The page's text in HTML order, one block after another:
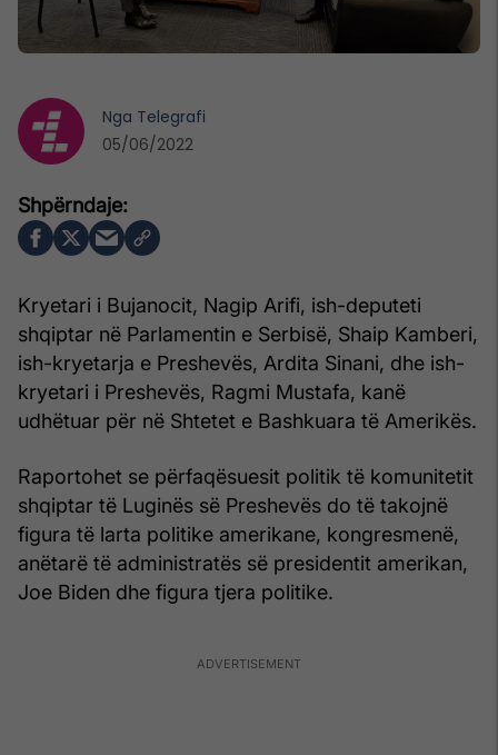
Kryetari i Bujanocit, Nagip Arifi, ish-deputeti
shqiptar në Parlamentin e Serbisë, Shaip Kamberi,
ish-kryetarja e Preshevës, Ardita Sinani, dhe ish-
kryetari i Preshevës, Ragmi Mustafa, kanë
udhëtuar për në Shtetet e Bashkuara të Amerikës.
Raportohet se përfaqësuesit politik të komunitetit
shqiptar të Luginës së Preshevës do të takojnë
figura të larta politike amerikane, kongresmenë,
anëtarë të administratës së presidentit amerikan,
Joe Biden dhe figura tjera politike.
Nga Telegrafi
05/06/2022